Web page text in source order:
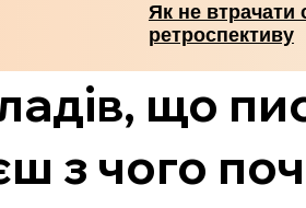
Як не втрачати
ретроспективу
що
з чого